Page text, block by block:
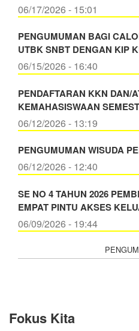
06/17/2026 - 15:01
PENGUMUMAN BAGI
UTBK SNBT DENGAN KIP
06/15/2026 - 16:40
PENDAFTARAN KKN DAN/
KEMAHASISWAAN
06/12/2026 - 13:19
PENGUMUMAN WISUDA
06/12/2026 - 12:40
SE NO 4 TAHUN 2026
EMPAT PINTU AKSES
06/09/2026 - 19:44
Fokus Kita